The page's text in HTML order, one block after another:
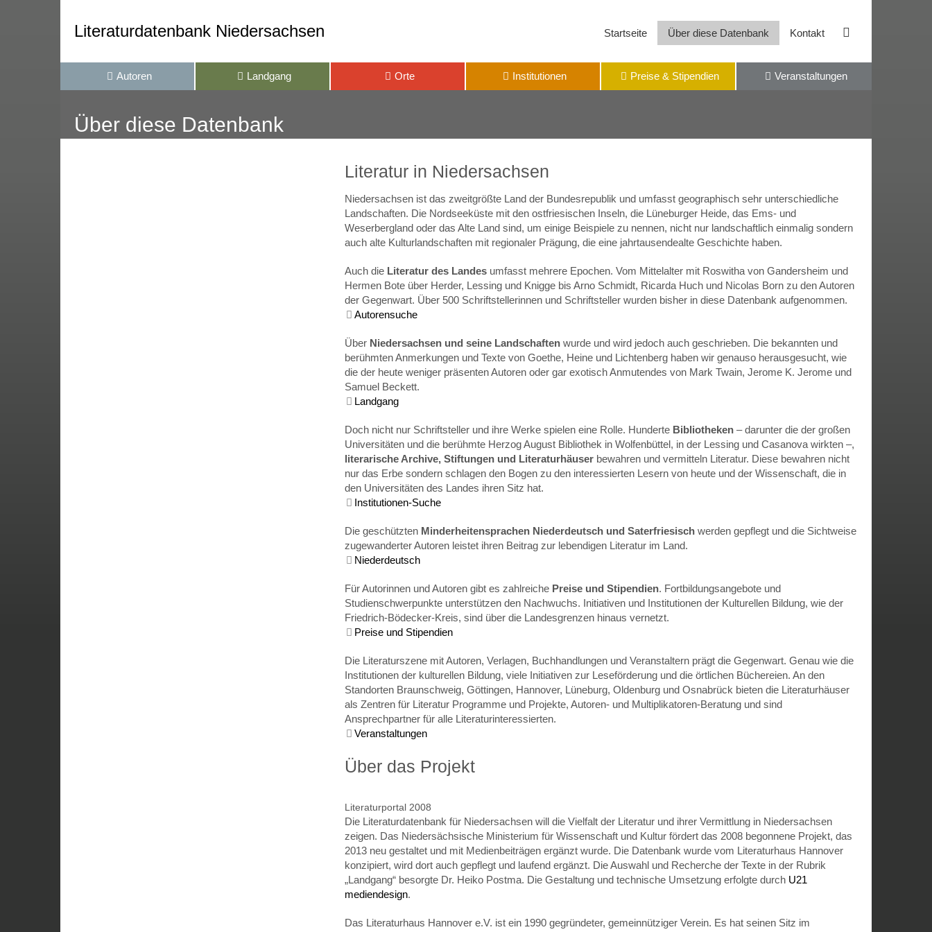
Literaturdatenbank Niedersachsen
Über
diese
Datenbank
Autoren Landgang Orte Institutionen Preise & Stipendien Veranstaltungen
Startseite Über diese Datenbank Kontakt
Über diese Datenbank
Literatur in Niedersachsen
Niedersachsen ist das zweitgrößte Land der Bundesrepublik und umfasst geographisch sehr unterschiedliche
Landschaften. Die Nordseeküste mit den ostfriesischen Inseln, die Lüneburger Heide, das Ems- und
Weserbergland oder das Alte Land sind, um einige Beispiele zu nennen, nicht nur landschaftlich einmalig sondern
auch alte Kulturlandschaften mit regionaler Prägung, die eine jahrtausendealte Geschichte haben.
Auch die Literatur des Landes umfasst mehrere Epochen. Vom Mittelalter mit Roswitha von Gandersheim und
Hermen Bote über Herder, Lessing und Knigge bis Arno Schmidt, Ricarda Huch und Nicolas Born zu den Autoren
der Gegenwart. Über 500 Schriftstellerinnen und Schriftsteller wurden bisher in diese Datenbank aufgenommen.
Autorensuche
Über Niedersachsen und seine Landschaften wurde und wird jedoch auch geschrieben. Die bekannten und
berühmten Anmerkungen und Texte von Goethe, Heine und Lichtenberg haben wir genauso herausgesucht, wie
die der heute weniger präsenten Autoren oder gar exotisch Anmutendes von Mark Twain, Jerome K. Jerome und
Samuel Beckett.
Landgang
Doch nicht nur Schriftsteller und ihre Werke spielen eine Rolle. Hunderte Bibliotheken – darunter die der großen
Universitäten und die berühmte Herzog August Bibliothek in Wolfenbüttel, in der Lessing und Casanova wirkten –,
literarische Archive, Stiftungen und Literaturhäuser bewahren und vermitteln Literatur. Diese bewahren nicht
nur das Erbe sondern schlagen den Bogen zu den interessierten Lesern von heute und der Wissenschaft, die in
den Universitäten des Landes ihren Sitz hat.
Institutionen-Suche
Die geschützten Minderheitensprachen Niederdeutsch und Saterfriesisch werden gepflegt und die Sichtweise
zugewanderter Autoren leistet ihren Beitrag zur lebendigen Literatur im Land.
Niederdeutsch
Für Autorinnen und Autoren gibt es zahlreiche Preise und Stipendien. Fortbildungsangebote und
Studienschwerpunkte unterstützen den Nachwuchs. Initiativen und Institutionen der Kulturellen Bildung, wie der
Friedrich-Bödecker-Kreis, sind über die Landesgrenzen hinaus vernetzt.
Preise und Stipendien
Die Literaturszene mit Autoren, Verlagen, Buchhandlungen und Veranstaltern prägt die Gegenwart. Genau wie die
Institutionen der kulturellen Bildung, viele Initiativen zur Leseförderung und die örtlichen Büchereien. An den
Standorten Braunschweig, Göttingen, Hannover, Lüneburg, Oldenburg und Osnabrück bieten die Literaturhäuser
als Zentren für Literatur Programme und Projekte, Autoren- und Multiplikatoren-Beratung und sind
Ansprechpartner für alle Literaturinteressierten.
Veranstaltungen
Über das Projekt
Literaturportal 2008
Die Literaturdatenbank für Niedersachsen will die Vielfalt der Literatur und ihrer Vermittlung in Niedersachsen
zeigen. Das Niedersächsische Ministerium für Wissenschaft und Kultur fördert das 2008 begonnene Projekt, das
2013 neu gestaltet und mit Medienbeiträgen ergänzt wurde. Die Datenbank wurde vom Literaturhaus Hannover
konzipiert, wird dort auch gepflegt und laufend ergänzt. Die Auswahl und Recherche der Texte in der Rubrik
„Landgang“ besorgte Dr. Heiko Postma. Die Gestaltung und technische Umsetzung erfolgte durch U21
mediendesign.
Das Literaturhaus Hannover e.V. ist ein 1990 gegründeter, gemeinnütziger Verein. Es hat seinen Sitz im